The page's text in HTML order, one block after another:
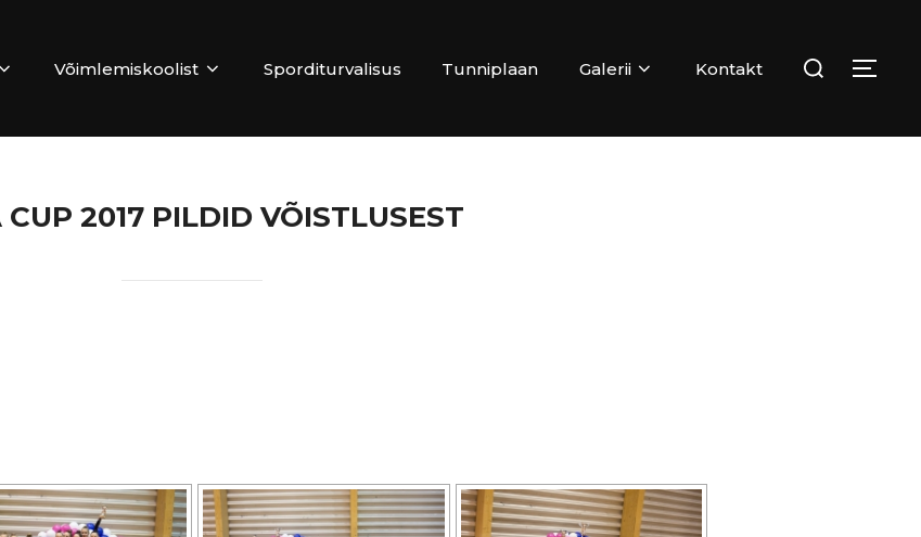
Võimlemiskoolist Sporditurvalisus Tunniplaan Galerii Kontakt
Search
CUP 2017 PILDID VÕISTLUSEST